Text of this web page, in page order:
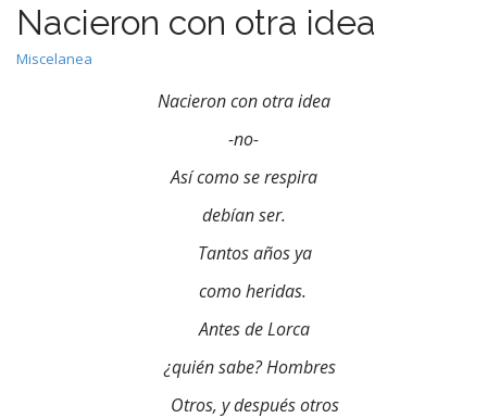
n
u
o
t
Nacieron con otra idea
Miscelanea
Nacieron con otra idea
-no-
Así como se respira
debían ser.
Tantos años ya
como heridas.
Antes de Lorca
¿quién sabe? Hombres
Otros, y después otros